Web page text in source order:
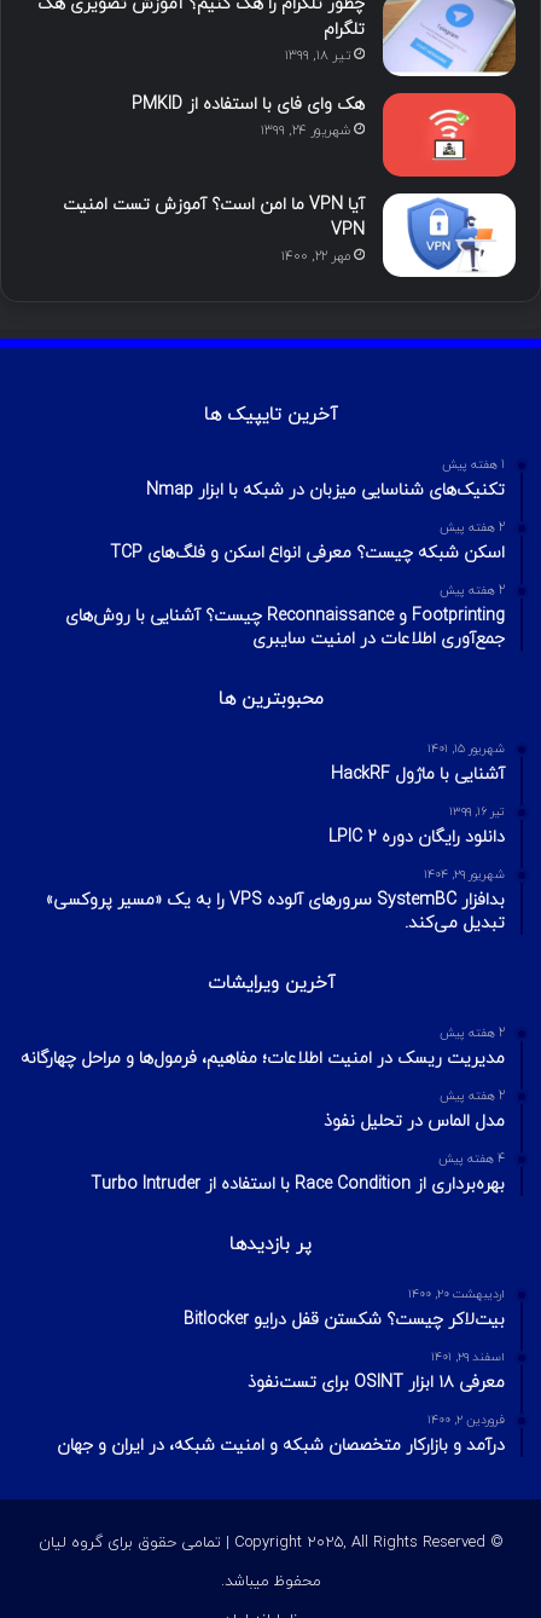
ما را دنبال کنید
محبوب تازه ترین دیدگاه ها
RAR
چطور تلگرام را هک کنیم؟ آموزش تصویری هک
تلگرام
شهریور ۲۴, ۱۳۹۹
آخرین تایپیک ها
اسکن شبکه چیست؟ معرفی انواع اسکن و فلگ‌های TCP
2 هفته پیش
جمع‌آوری اطلاعات در امنیت سایبری
محبوبترین ها
دانلود رایگان دوره LPIC 2
تبدیل می‌کند.
آخرین ویرایشات
مدیریت ریسک در امنیت اطلاعات؛ مفاهیم، فرمول‌ها و مراحل چهارگانه